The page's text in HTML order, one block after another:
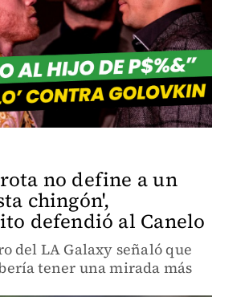
no define a un
chingón',
defendió al Canelo
del LA Galaxy señaló que
tener una mirada más